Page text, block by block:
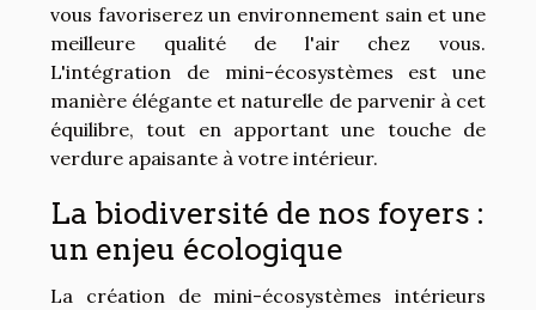
vous favoriserez un environnement sain et une
meilleure qualité de l'air chez vous.
L'intégration de mini-écosystèmes est une
manière élégante et naturelle de parvenir à cet
équilibre, tout en apportant une touche de
verdure apaisante à votre intérieur.
La biodiversité de nos foyers :
un enjeu écologique
La création de mini-écosystèmes intérieurs